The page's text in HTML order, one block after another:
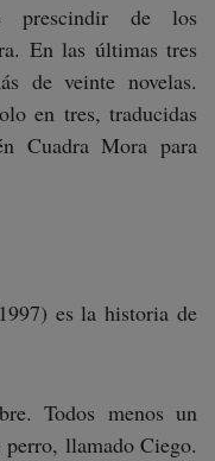
prescindir de los
En las últimas tres
de veinte novelas.
en tres, traducidas
Cuadra Mora para
es la historia de
Todos menos un
perro, llamado Ciego.